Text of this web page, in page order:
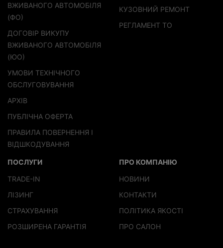
ВЖИВАНОГО АВТОМОБІЛЯ
(ФО)
ДОГОВІР ВИКУПУ
ВЖИВАНОГО АВТОМОБІЛЯ
(ЮО)
УМОВИ ТЕХНІЧНОГО
ОБСЛУГОВУВАННЯ
АРХІВ
ПУБЛІЧНА ОФЕРТА
ПРАВИЛА ПОВЕРНЕННЯ І
ВІДШКОДУВАННЯ
КУЗОВНИЙ РЕМОНТ
РЕГЛАМЕНТ ТО
ПОСЛУГИ
TRADE-IN
ЛІЗИНГ
СТРАХУВАННЯ
РОЗШИРЕНА ГАРАНТІЯ
ПРО КОМПАНІЮ
НОВИНИ
КОНТАКТИ
ПОЛІТИКА ЯКОСТІ
ПРО САЛОН